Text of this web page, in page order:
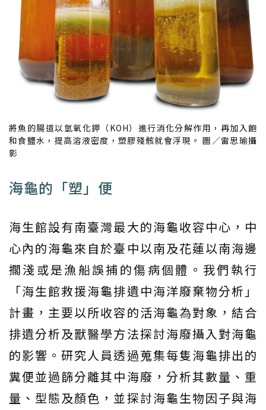
將魚的腸道以氫氧化鉀（KOH）進行消化分解作用，再加入飽
和食鹽水，提高溶液密度，塑膠殘骸就會浮現。 圖／雷思瑜攝
影
海龜的「塑」便
海生館設有南臺灣最大的海龜收容中心，中
心內的海龜來自於臺中以南及花蓮以南海邊
擱淺或是漁船誤捕的傷病個體。我們執行
「海生館救援海龜排遺中海洋廢棄物分析」
計畫，主要以所收容的活海龜為對象，結合
排遺分析及獸醫學方法探討海廢攝入對海龜
的影響。研究人員透過蒐集每隻海龜排出的
糞便並過篩分離其中海廢，分析其數量、重
量、型態及顏色，並探討海龜生物因子與海